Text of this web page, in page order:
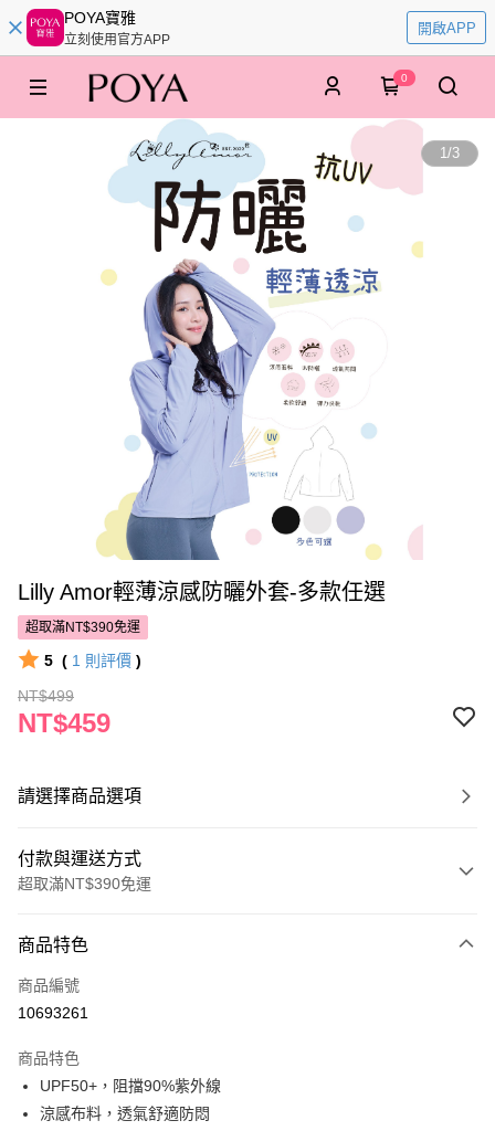
POYA寶雅
立刻使用官方APP
開啟APP
0
1/3
Lilly Amor輕薄涼感防曬外套-多款任選
超取滿NT$390免運
5 ( 1 則評價 )
NT$499
NT$459
請選擇商品選項
付款與運送方式
超取滿NT$390免運
POYA支付
信用卡一次付款
LINE Pay
Apple Pay
商品特色
商品編號
10693261
商品特色
UPF50+，阻擋90%紫外線
涼感布料，透氣舒適防悶